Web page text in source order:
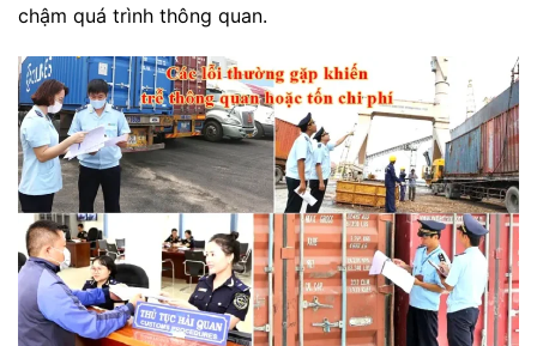
chậm quá trình thông quan.